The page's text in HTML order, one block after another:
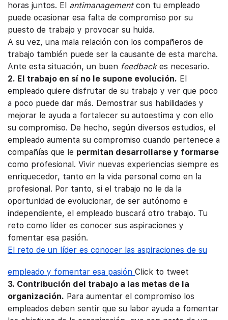
horas juntos. El antimanagementcon tu empleado
puede ocasionar esa falta de compromiso por su
puesto de trabajo y provocar su huida.
A su vez, una mala relación con los compañeros de
trabajo también puede ser la causante de esta marcha.
Ante esta situación, un buen feedbackes necesario.
2. El trabajo en sí no le supone evolución. El
empleado quiere disfrutar de su trabajo y ver que poco
a poco puede dar más. Demostrar sus habilidades y
mejorar le ayuda a fortalecer su autoestima y con ello
su compromiso. De hecho, según diversos estudios, el
empleado aumenta su compromiso cuando pertenece a
compañías que le permitan desarrollarse y formarse
como profesional. Vivir nuevas experiencias siempre es
enriquecedor, tanto en la vida personal como en la
profesional. Por tanto, si el trabajo no le da la
oportunidad de evolucionar, de ser autónomo e
independiente, el empleado buscará otro trabajo. Tu
reto como líder es conocer sus aspiraciones y
fomentar esa pasión.
El reto de un líder es conocer las aspiraciones de su
empleado y fomentar esa pasión Click to tweet
3. Contribución del trabajo a las metas de la
organización. Para aumentar el compromiso los
empleados deben sentir que su labor ayuda a fomentar